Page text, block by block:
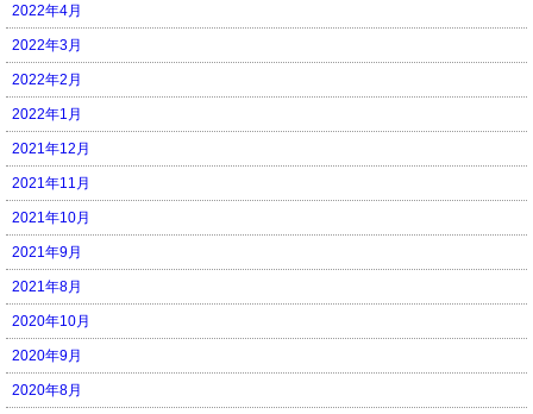
2022年4月
2022年3月
2022年2月
2022年1月
2021年12月
2021年11月
2021年10月
2021年9月
2021年8月
2020年10月
2020年9月
2020年8月